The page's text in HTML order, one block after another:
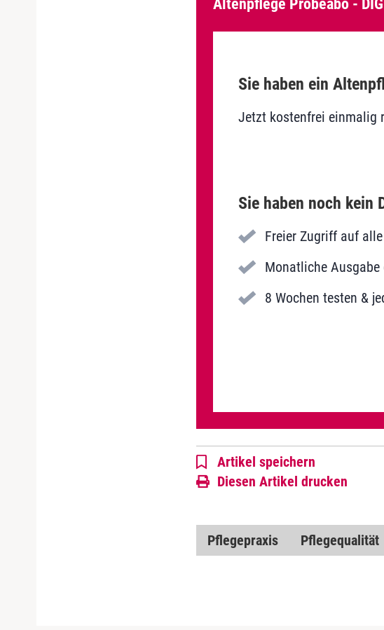
Altenpflege Probeabo -
Sie haben ein
Jetzt kostenfrei einmalig
Sie haben noch kein
Freier Zugriff auf
Monatliche
8 Wochen testen &
Artikel speichern
Diesen Artikel drucken
Pflegepraxis Pflegequalität